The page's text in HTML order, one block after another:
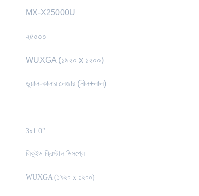
MX-X25000U
২৫০০০
WUXGA (১৯২০ x ১২০০)
ডুয়াল-কালার লেজার (নীল+লাল)
3x1.0"
লিকুইড ক্রিস্টাল ডিসপ্লে
WUXGA (১৯২০ x ১২০০)